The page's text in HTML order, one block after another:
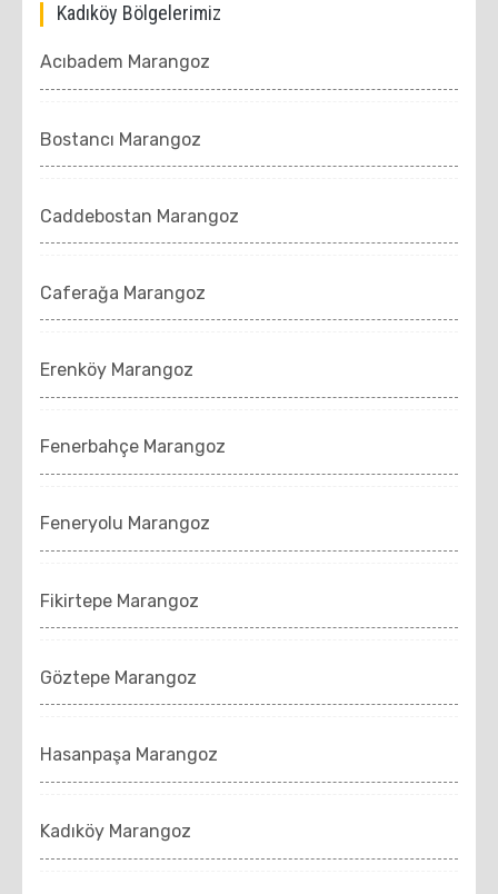
Kadıköy Bölgelerimiz
Acıbadem Marangoz
Bostancı Marangoz
Caddebostan Marangoz
Caferağa Marangoz
Erenköy Marangoz
Fenerbahçe Marangoz
Feneryolu Marangoz
Fikirtepe Marangoz
Göztepe Marangoz
Hasanpaşa Marangoz
Kadıköy Marangoz